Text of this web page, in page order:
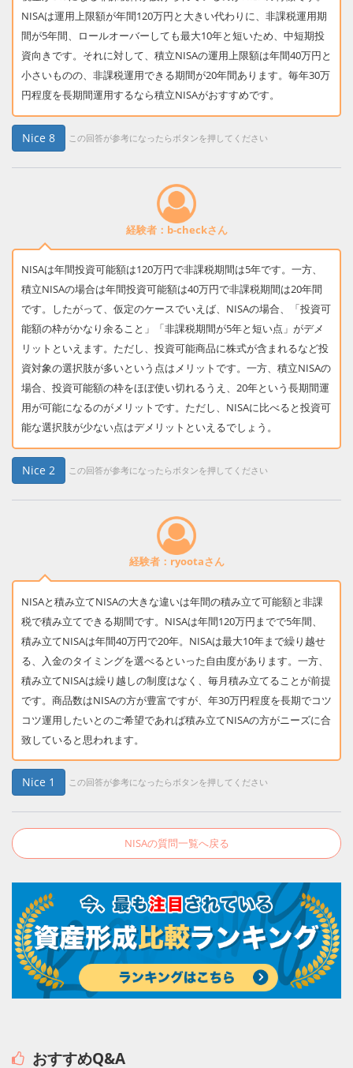
NISAは運用上限額が年間120万円と大きい代わりに、非課税運用期
間が5年間、ロールオーバーしても最大10年と短いため、中短期投
資向きです。それに対して、積立NISAの運用上限額は年間40万円と
小さいものの、非課税運用できる期間が20年間あります。毎年30万
円程度を長期間運用するなら積立NISAがおすすめです。
Nice 8 この回答が参考になったらボタンを押してください
経験者：b-checkさん
NISAは年間投資可能額は120万円で非課税期間は5年です。一方、
積立NISAの場合は年間投資可能額は40万円で非課税期間は20年間
です。したがって、仮定のケースでいえば、NISAの場合、「投資可
能額の枠がかなり余ること」「非課税期間が5年と短い点」がデメ
リットといえます。ただし、投資可能商品に株式が含まれるなど投
資対象の選択肢が多いという点はメリットです。一方、積立NISAの
場合、投資可能額の枠をほぼ使い切れるうえ、20年という長期間運
用が可能になるのがメリットです。ただし、NISAに比べると投資可
能な選択肢が少ない点はデメリットといえるでしょう。
Nice 2 この回答が参考になったらボタンを押してください
経験者：ryootaさん
NISAと積み立てNISAの大きな違いは年間の積み立て可能額と非課
税で積み立てできる期間です。NISAは年間120万円までで5年間、
積み立てNISAは年間40万円で20年。NISAは最大10年まで繰り越せ
る、入金のタイミングを選べるといった自由度があります。一方、
積み立てNISAは繰り越しの制度はなく、毎月積み立てることが前提
です。商品数はNISAの方が豊富ですが、年30万円程度を長期でコツ
コツ運用したいとのご希望であれば積み立てNISAの方がニーズに合
致していると思われます。
Nice 1 この回答が参考になったらボタンを押してください
NISAの質問一覧へ戻る
おすすめQ&A